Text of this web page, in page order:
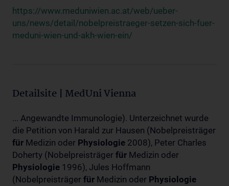
https://www.meduniwien.ac.at/web/ueber-
uns/news/detail/nobelpreistraeger-setzen-sich-fuer-
meduni-wien-und-akh-wien-ein/
Detailsite | MedUni Vienna
... Angewandte Immunologie). Unterzeichnet wurde
die Petition von Harald zur Hausen (Nobelpreisträger
für Medizin oder Physiologie 2008), Peter Charles
Doherty (Nobelpreisträger für Medizin oder
Physiologie 1996), Jules Hoffmann
(Nobelpreisträger für Medizin oder Physiologie